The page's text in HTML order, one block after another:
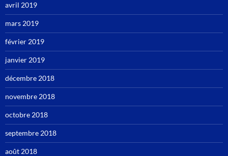
avril 2019
mars 2019
février 2019
janvier 2019
décembre 2018
novembre 2018
octobre 2018
septembre 2018
août 2018